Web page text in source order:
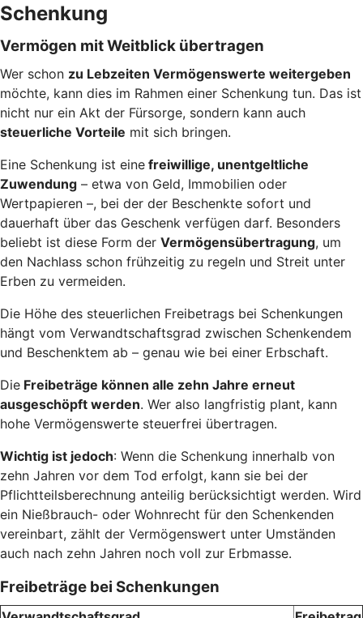
Schenkung
Vermögen mit Weitblick übertragen
Wer schon zu Lebzeiten Vermögenswerte weitergeben
möchte, kann dies im Rahmen einer Schenkung tun. Das ist
nicht nur ein Akt der Fürsorge, sondern kann auch
steuerliche Vorteile mit sich bringen.
Eine Schenkung ist eine freiwillige, unentgeltliche
Zuwendung – etwa von Geld, Immobilien oder
Wertpapieren –, bei der der Beschenkte sofort und
dauerhaft über das Geschenk verfügen darf. Besonders
beliebt ist diese Form der Vermögensübertragung, um
den Nachlass schon frühzeitig zu regeln und Streit unter
Erben zu vermeiden.
Die Höhe des steuerlichen Freibetrags bei Schenkungen
hängt vom Verwandtschaftsgrad zwischen Schenkendem
und Beschenktem ab – genau wie bei einer Erbschaft.
Die Freibeträge können alle zehn Jahre erneut
ausgeschöpft werden. Wer also langfristig plant, kann
hohe Vermögenswerte steuerfrei übertragen.
Wichtig ist jedoch: Wenn die Schenkung innerhalb von
zehn Jahren vor dem Tod erfolgt, kann sie bei der
Pflichtteilsberechnung anteilig berücksichtigt werden. Wird
ein Nießbrauch- oder Wohnrecht für den Schenkenden
vereinbart, zählt der Vermögenswert unter Umständen
auch nach zehn Jahren noch voll zur Erbmasse.
Freibeträge bei Schenkungen